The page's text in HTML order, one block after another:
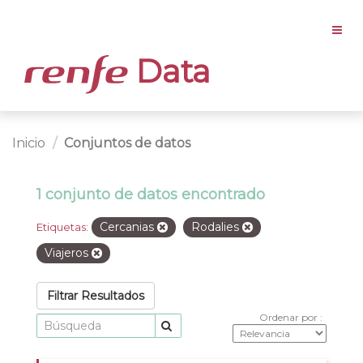
Data
Inicio Conjuntos de datos
1 conjunto de datos encontrado
Etiquetas: Cercanias
Rodalies
Viajeros
Filtrar Resultados
Ordenar por